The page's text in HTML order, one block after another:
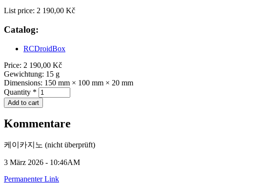
List price: 2 190,00 Kč
Catalog:
RCDroidBox
Price: 2 190,00 Kč
Gewichtung: 15 g
Dimensions: 150 mm × 100 mm × 20 mm
Quantity *
Kommentare
케이카지노 (nicht überprüft)
3 März 2026 - 10:46AM
Permanenter Link